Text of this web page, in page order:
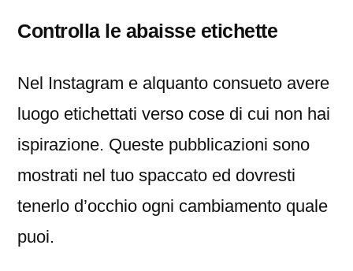
Controlla le abaisse etichette
Nel Instagram e alquanto consueto avere
luogo etichettati verso cose di cui non hai
ispirazione. Queste pubblicazioni sono
mostrati nel tuo spaccato ed dovresti
tenerlo d’occhio ogni cambiamento quale
puoi.